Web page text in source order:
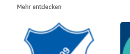
Mehr entdecken